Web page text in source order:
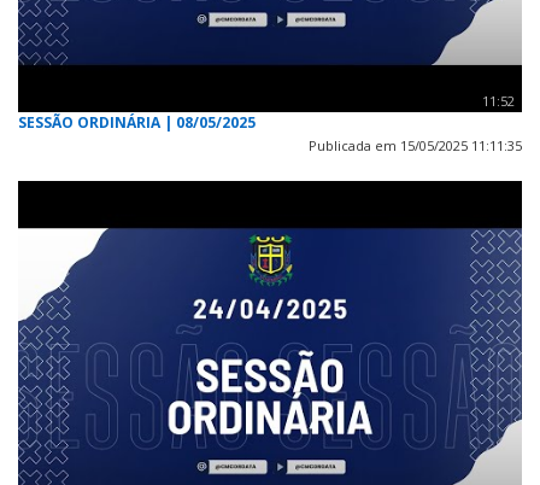
11:52
SESSÃO ORDINÁRIA | 08/05/2025
Publicada em 15/05/2025 11:11:35